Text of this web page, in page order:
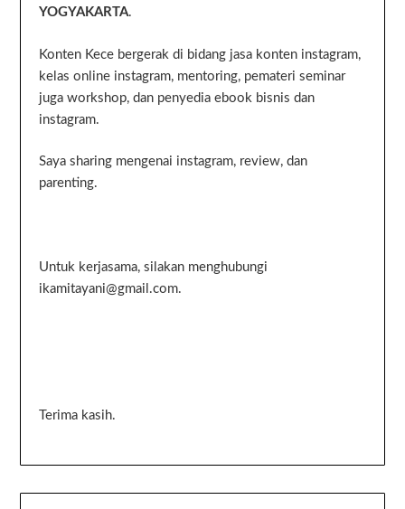
YOGYAKARTA.
Konten Kece bergerak di bidang jasa konten instagram,
kelas online instagram, mentoring, pemateri seminar
juga workshop, dan penyedia ebook bisnis dan
instagram.
Saya sharing mengenai instagram, review, dan
parenting.
Untuk kerjasama, silakan menghubungi
ikamitayani@gmail.com.
Terima kasih.